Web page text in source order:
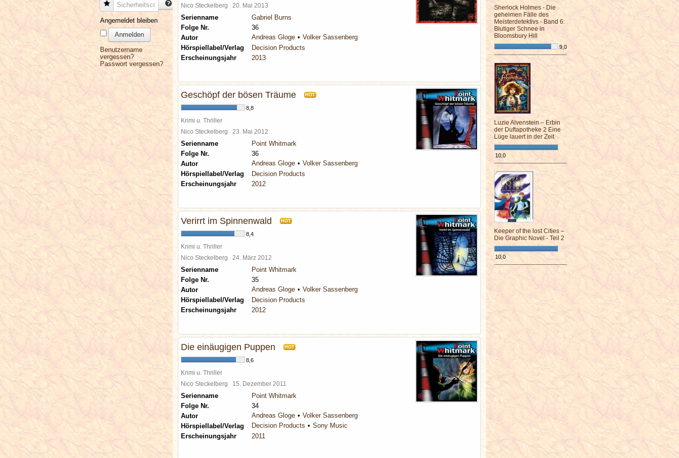
Sicherheitscode
Angemeldet bleiben
Anmelden
Benutzername
vergessen?
Passwort vergessen?
Nico Steckelberg 20. Mai 2013
Serienname
Gabriel Burns
Folge Nr.
36
Autor
Andreas Gloge
Volker Sassenberg
Hörspiellabel/Verlag
Decision Products
Erscheinungsjahr
2013
Geschöpf der bösen Träume HOT
8,8
Krimi u. Thriller
Nico Steckelberg 23. Mai 2012
Serienname
Point Whitmark
Folge Nr.
36
Autor
Andreas Gloge
Volker Sassenberg
Hörspiellabel/Verlag
Decision Products
Erscheinungsjahr
2012
Verirrt im Spinnenwald HOT
8,4
Krimi u. Thriller
Nico Steckelberg 24. März 2012
Serienname
Point Whitmark
Folge Nr.
35
Autor
Andreas Gloge
Volker Sassenberg
Hörspiellabel/Verlag
Decision Products
Erscheinungsjahr
2012
Die einäugigen Puppen HOT
8,6
Krimi u. Thriller
Nico Steckelberg 15. Dezember 2011
Serienname
Point Whitmark
Folge Nr.
34
Autor
Andreas Gloge
Volker Sassenberg
Hörspiellabel/Verlag
Decision Products
Sony Music
Erscheinungsjahr
2011
Sherlock Holmes - Die
geheimen Fälle des
Meisterdetektivs - Band 6:
Blutiger Schnee in
Bloomsbury Hill
9,0
¯¯¯¯¯¯¯¯¯¯¯¯¯¯¯¯¯¯¯¯¯¯¯¯
Luzie Alvenstein – Erbin
der Duftapotheke 2 Eine
Lüge lauert in der Zeit
10,0
¯¯¯¯¯¯¯¯¯¯¯¯¯¯¯¯¯¯¯¯¯¯¯¯
Keeper of the lost Cities –
Die Graphic Novel - Teil 2
10,0
¯¯¯¯¯¯¯¯¯¯¯¯¯¯¯¯¯¯¯¯¯¯¯¯